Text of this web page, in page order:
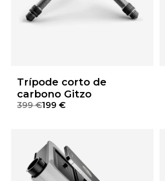
Trípode corto de
carbono Gitzo
399 €199 €